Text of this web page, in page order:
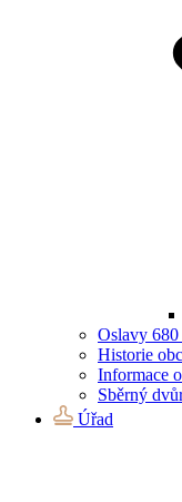
Oslavy
Historie
Informace
Sběrný
Úřad